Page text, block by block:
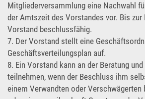
Mitgliederversammlung eine Nachwahl
der Amtszeit des Vorstandes vor. Bis
Vorstand beschlussfähig.
7. Der Vorstand stellt eine
Geschäftsverteilungsplan auf.
8. Ein Vorstand kann an der Beratung
teilnehmen, wenn der Beschluss ihm
einem Verwandten oder Verschwägerten